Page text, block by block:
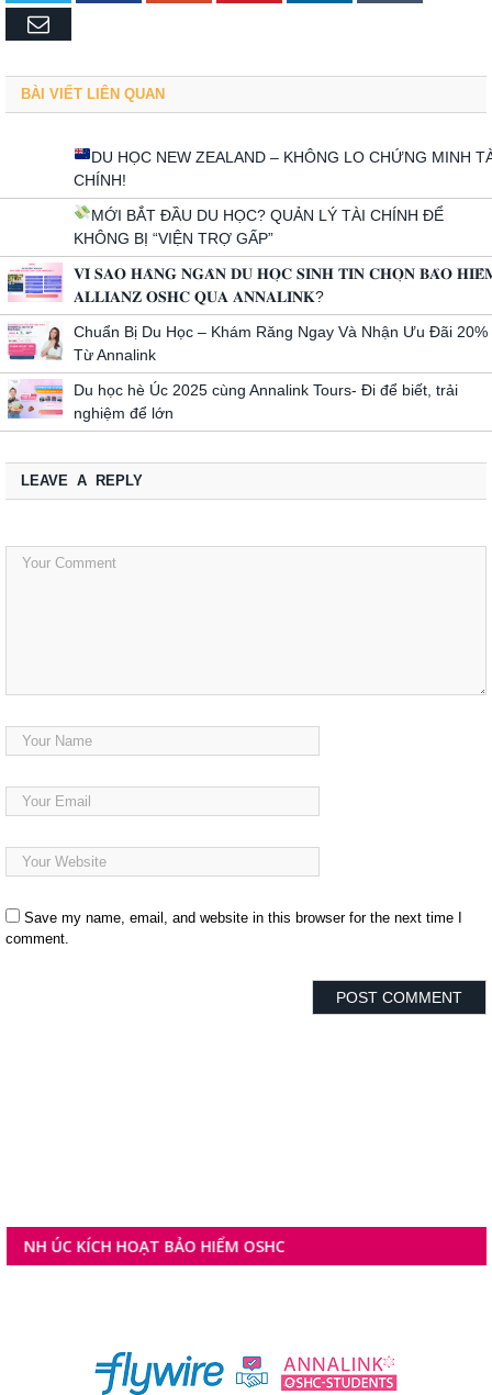
Email
BÀI VIẾT LIÊN QUAN
DU HỌC NEW ZEALAND – KHÔNG LO CHỨNG MINH
CHÍNH!
MỚI BẮT ĐẦU DU HỌC? QUẢN LÝ TÀI CHÍNH ĐỂ
KHÔNG BỊ “VIỆN TRỢ GẤP”
𝐕𝐈̀ 𝐒𝐀𝐎 𝐇𝐀̀𝐍𝐆 𝐍𝐆𝐀̀𝐍 𝐃𝐔 𝐇𝐎̣𝐂 𝐒𝐈𝐍𝐇 𝐓𝐈𝐍 𝐂𝐇𝐎̣𝐍 𝐁𝐀̉𝐎
𝐀𝐋𝐋𝐈𝐀𝐍𝐙 𝐎𝐒𝐇𝐂 𝐐𝐔𝐀 𝐀𝐍𝐍𝐀𝐋𝐈𝐍𝐊?
Chuẩn Bị Du Học – Khám Răng Ngay Và Nhận Ưu Đãi 20%
Từ Annalink
Du học hè Úc 2025 cùng Annalink Tours- Đi để biết, trải
nghiệm để lớn
LEAVE A REPLY
Save my name, email, and website in this browser for the next time I
comment.
KÍCH HOẠT BẢO HIỂM OSHC